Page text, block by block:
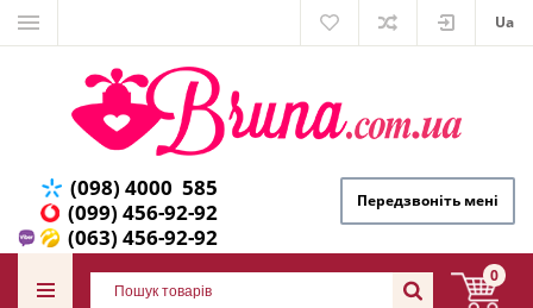
Ua
(098) 4000 585
(099) 456-92-92
(063) 456-92-92
Передзвоніть мені
0